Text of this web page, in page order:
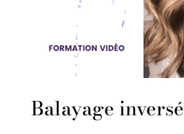
Balayage inversé